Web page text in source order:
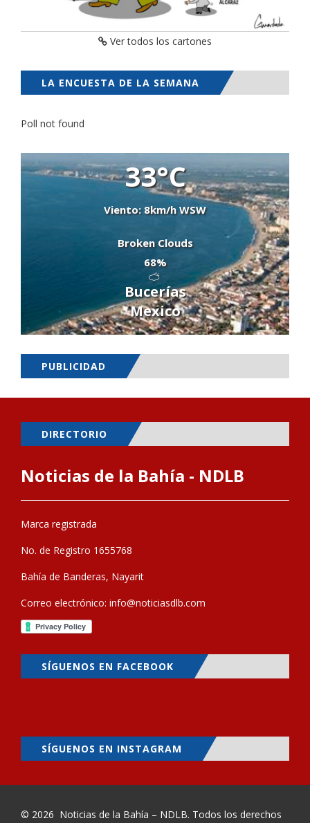
Ver todos los cartones
LA ENCUESTA DE LA SEMANA
Poll not found
33°C
Viento: 8km/h WSW
Broken Clouds
68%
Bucerías
Mexico
PUBLICIDAD
DIRECTORIO
Noticias de la Bahía - NDLB
Marca registrada
No. de Registro 1655768
Bahía de Banderas, Nayarit
Correo electrónico: info@noticiasdlb.com
SÍGUENOS EN FACEBOOK
SÍGUENOS EN INSTAGRAM
© 2026 Noticias de la Bahía – NDLB. Todos los derechos